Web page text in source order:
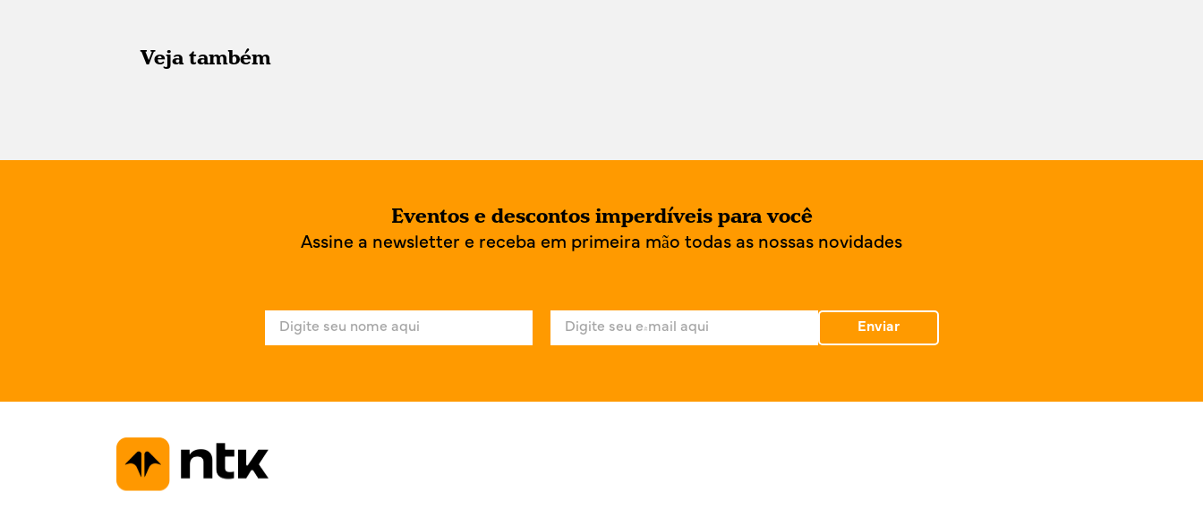
Veja também
Eventos e descontos imperdíveis para você
Assine a newsletter e receba em primeira mão todas as nossas novidades
l
Enviar